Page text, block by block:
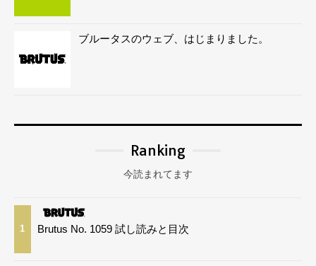
ブルータスのウェブ、はじまりました。
Ranking
今読まれてます
1 Brutus No. 1059 試し読みと目次